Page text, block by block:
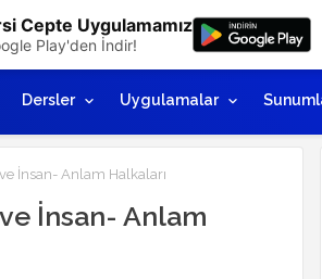
Dersler Uygulamalar
İnsan- Anlam Halkaları
İnsan- Anlam
Cepte Uygulamamız
Play'den İndir!